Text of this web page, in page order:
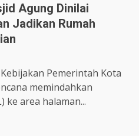
Agung Dinilai
Jadikan Rumah
Pemerintah Kota
memindahkan
ke area halaman...